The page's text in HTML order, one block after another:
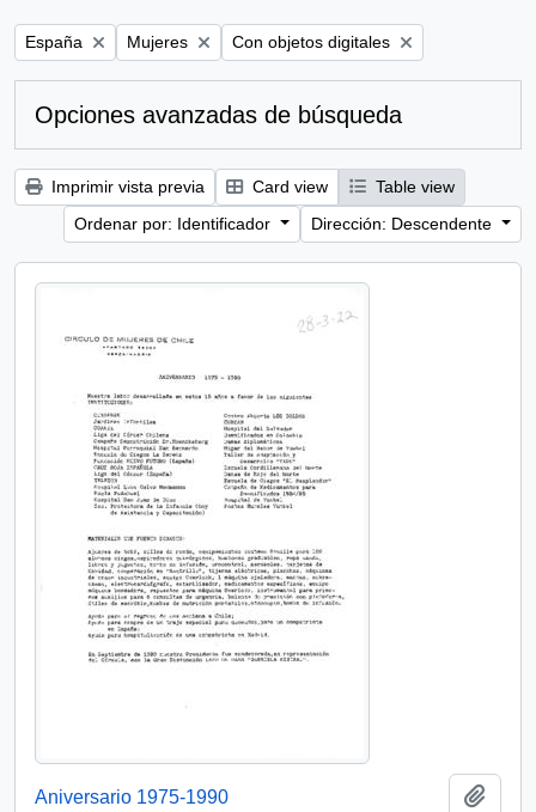
Remove filter:
España Remove filter:
Mujeres Remove filter:
Con objetos digitales
Opciones avanzadas de búsqueda
Imprimir vista previa Card view
Table view
Ordenar por: Identificador
Dirección: Descendente
Aniversario 1975-1990